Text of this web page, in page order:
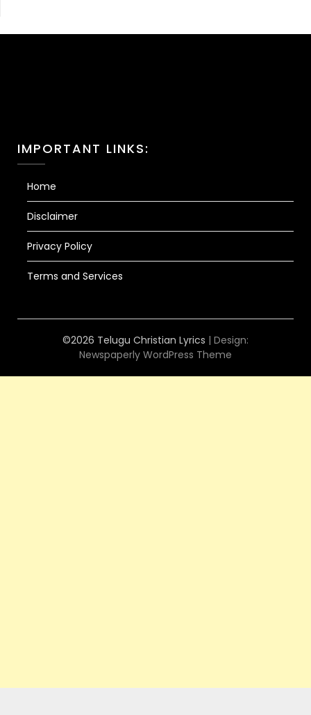
IMPORTANT LINKS:
Home
Disclaimer
Privacy Policy
Terms and Services
©2026 Telugu Christian Lyrics | Design:
Newspaperly WordPress Theme